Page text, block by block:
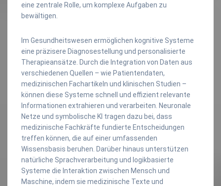
eine zentrale Rolle, um komplexe Aufgaben zu
bewältigen.
Im Gesundheitswesen ermöglichen kognitive Systeme
eine präzisere Diagnosestellung und personalisierte
Therapieansätze. Durch die Integration von Daten aus
verschiedenen Quellen – wie Patientendaten,
medizinischen Fachartikeln und klinischen Studien –
können diese Systeme schnell und effizient relevante
Informationen extrahieren und verarbeiten. Neuronale
Netze und symbolische KI tragen dazu bei, dass
medizinische Fachkräfte fundierte Entscheidungen
treffen können, die auf einer umfassenden
Wissensbasis beruhen. Darüber hinaus unterstützen
natürliche Sprachverarbeitung und logikbasierte
Systeme die Interaktion zwischen Mensch und
Maschine, indem sie medizinische Texte und